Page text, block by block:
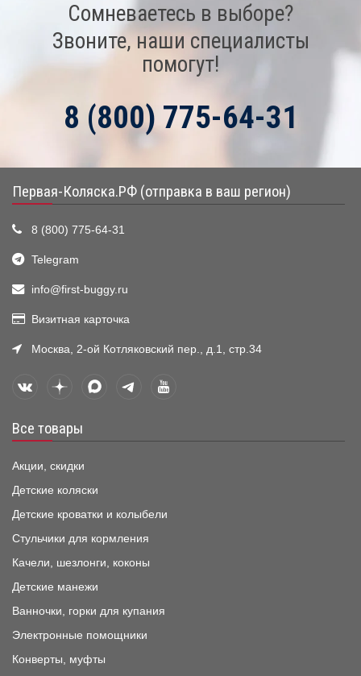
Сомневаетесь в выборе?
Звоните, наши специалисты
помогут!
8 (800) 775-64-31
Первая-Коляска.РФ (отправка в ваш регион)
8 (800) 775-64-31
Telegram
info@first-buggy.ru
Визитная карточка
Москва, 2-ой Котляковский пер., д.1, стр.34
Все товары
Акции, скидки
Детские коляски
Детские кроватки и колыбели
Стульчики для кормления
Качели, шезлонги, коконы
Детские манежи
Ванночки, горки для купания
Электронные помощники
Конверты, муфты